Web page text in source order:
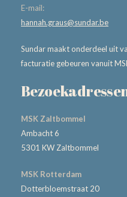
E-mail:
hannah.graus@sundar.be
Sundar maakt onderdeel uit
facturatie gebeuren vanuit
MSK Zaltbommel
Ambacht 6
5301 KW Zaltbommel
MSK Rotterdam
Dotterbloemstraat 20